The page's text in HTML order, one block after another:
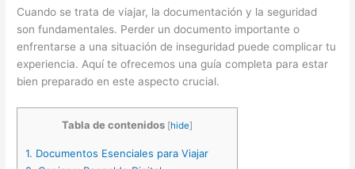
Cuando se trata de viajar, la documentación y la seguridad
son fundamentales. Perder un documento importante o
enfrentarse a una situación de inseguridad puede complicar tu
experiencia. Aquí te ofrecemos una guía completa para estar
bien preparado en este aspecto crucial.
Tabla de contenidos [hide]
1. Documentos Esenciales para Viajar